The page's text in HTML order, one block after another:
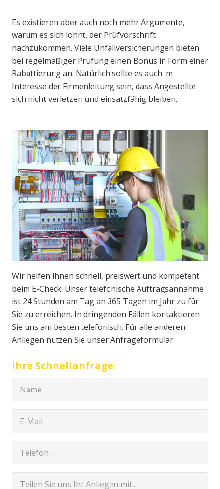
Es existieren aber auch noch mehr Argumente,
warum es sich lohnt, der Prüfvorschrift
nachzukommen. Viele Unfallversicherungen bieten
bei regelmäßiger Prüfung einen Bonus in Form einer
Rabattierung an. Natürlich sollte es auch im
Interesse der Firmenleitung sein, dass Angestellte
sich nicht verletzen und einsatzfähig bleiben.
Wir helfen Ihnen schnell, preiswert und kompetent
beim E-Check. Unser telefonische Auftragsannahme
ist 24 Stunden am Tag an 365 Tagen im Jahr zu für
Sie zu erreichen. In dringenden Fällen kontaktieren
Sie uns am besten telefonisch. Für alle anderen
Anliegen nutzen Sie unser Anfrageformular.
Ihre Schnellanfrage: